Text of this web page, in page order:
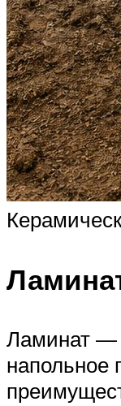
Ламинат —
напольное